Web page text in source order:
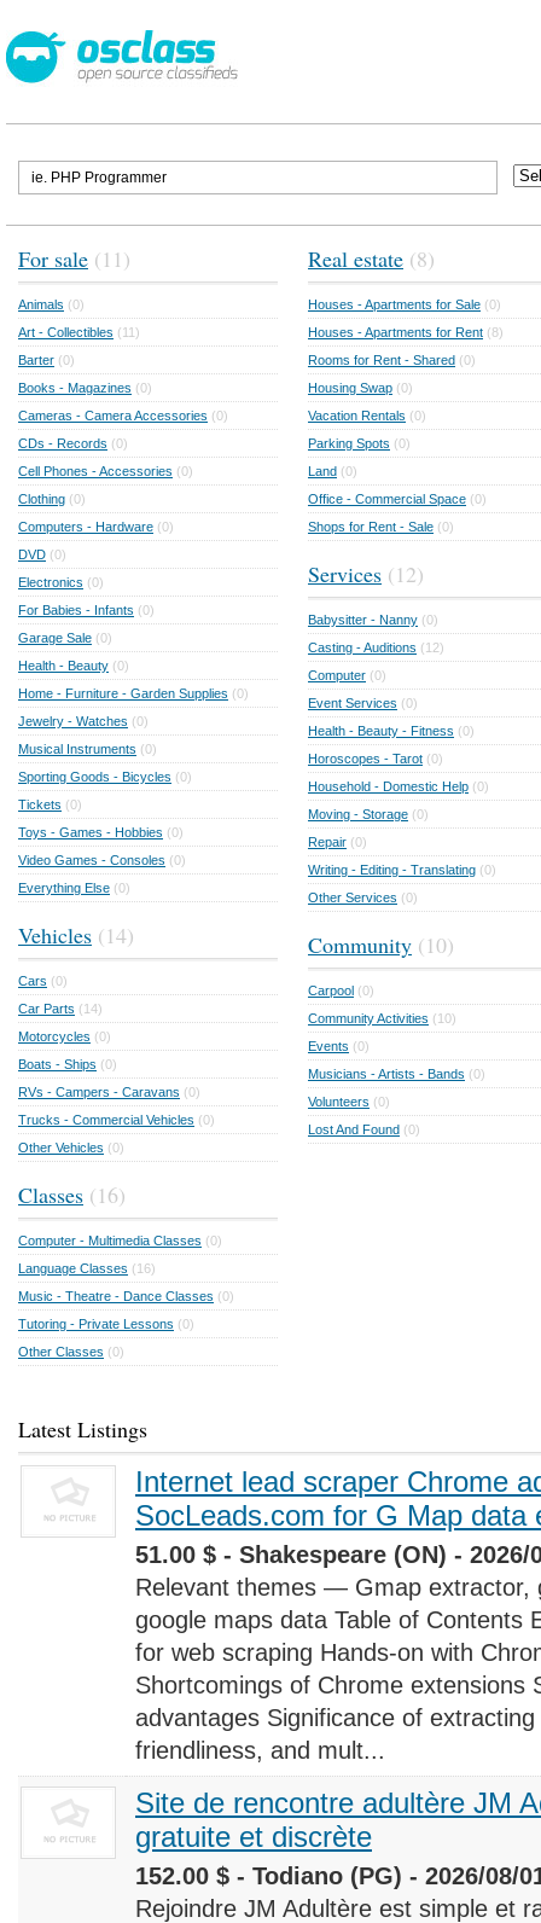
For sale (11)
Animals (0)
Art - Collectibles (11)
Barter (0)
Books - Magazines (0)
Cameras - Camera Accessories (0)
CDs - Records (0)
Cell Phones - Accessories (0)
Clothing (0)
Computers - Hardware (0)
DVD (0)
Electronics (0)
For Babies - Infants (0)
Garage Sale (0)
Health - Beauty (0)
Home - Furniture - Garden Supplies (0)
Jewelry - Watches (0)
Musical Instruments (0)
Sporting Goods - Bicycles (0)
Tickets (0)
Toys - Games - Hobbies (0)
Video Games - Consoles (0)
Everything Else (0)
Vehicles (14)
Cars (0)
Car Parts (14)
Motorcycles (0)
Boats - Ships (0)
RVs - Campers - Caravans (0)
Trucks - Commercial Vehicles (0)
Other Vehicles (0)
Classes (16)
Computer - Multimedia Classes (0)
Language Classes (16)
Music - Theatre - Dance Classes (0)
Tutoring - Private Lessons (0)
Other Classes (0)
Real estate (8)
Houses - Apartments for Sale (0)
Houses - Apartments for Rent (8)
Rooms for Rent - Shared (0)
Housing Swap (0)
Vacation Rentals (0)
Parking Spots (0)
Land (0)
Office - Commercial Space (0)
Shops for Rent - Sale (0)
Services (12)
Babysitter - Nanny (0)
Casting - Auditions (12)
Computer (0)
Event Services (0)
Health - Beauty - Fitness (0)
Horoscopes - Tarot (0)
Household - Domestic Help (0)
Moving - Storage (0)
Repair (0)
Writing - Editing - Translating (0)
Other Services (0)
Community (10)
Carpool (0)
Community Activities (10)
Events (0)
Musicians - Artists - Bands (0)
Volunteers (0)
Lost And Found (0)
Latest Listings
Internet lead scraper Chrome
SocLeads.com for G Map data
51.00 $ - Shakespeare (ON) - 2026/
Relevant themes — Gmap extractor,
google maps data Table of Contents
for web scraping Hands-on with
Shortcomings of Chrome extensions
advantages Significance of
friendliness, and mult...
Site de rencontre adultère JM
gratuite et discrète
152.00 $ - Todiano (PG) - 2026/08/
Rejoindre JM Adultère est simple et